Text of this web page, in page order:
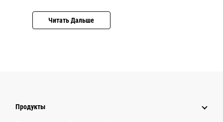
Читать Дальше
Продукты